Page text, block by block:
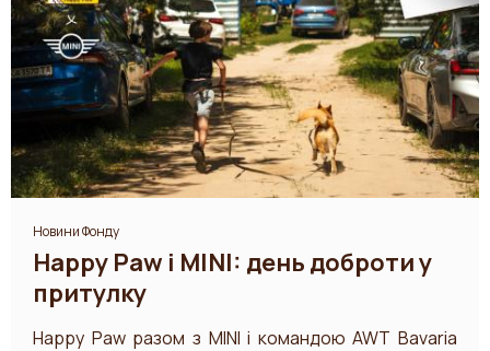
Новини Фонду
Happy Paw і MINI: день доброти у
притулку
Happy Paw разом з MINI і командою AWT Bavaria